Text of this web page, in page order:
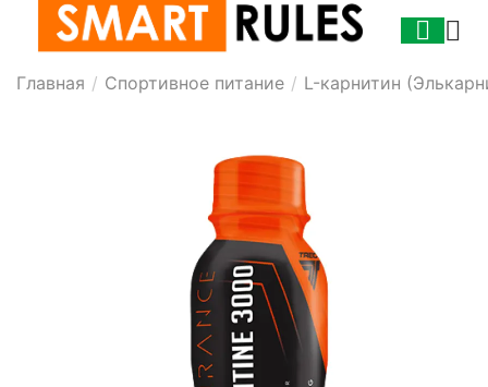
Главная / Спортивное питание / L-карнитин